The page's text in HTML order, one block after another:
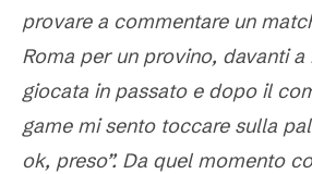
provare a commentare un
Roma per un provino, davanti a
giocata in passato e dopo il
game mi sento toccare sulla
ok, preso”. Da quel momento